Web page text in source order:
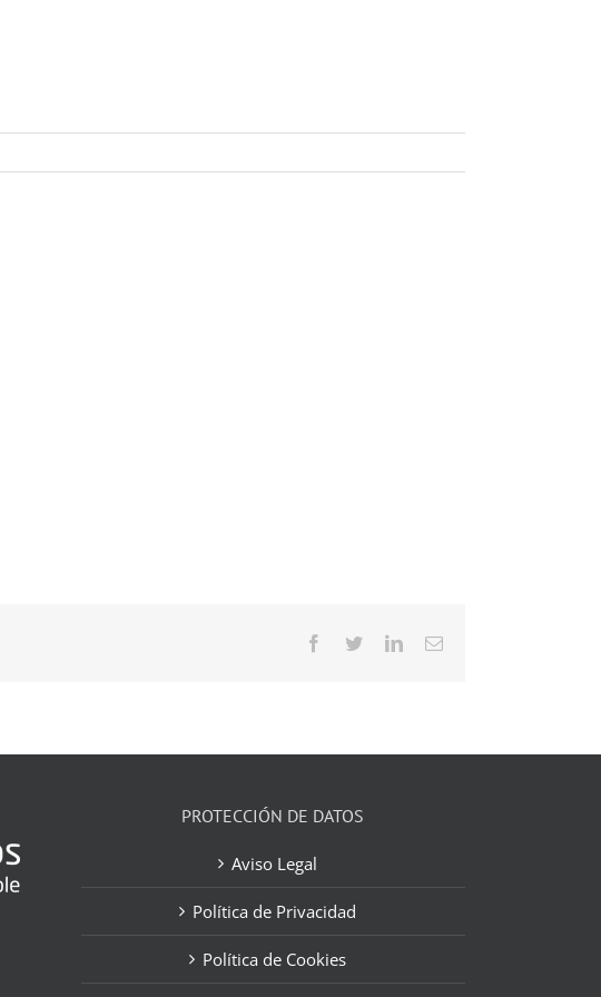
Facebook
TwitterLinkedInCorreo
PROTECCIÓN DE DATOS
Aviso Legal
Política de Privacidad
Política de Cookies